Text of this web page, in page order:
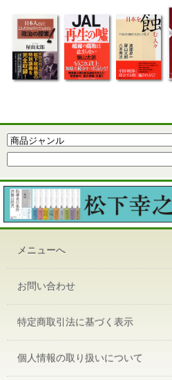
メニューへ
お問い合わせ
特定商取引法に基づく表示
個人情報の取り扱いについて